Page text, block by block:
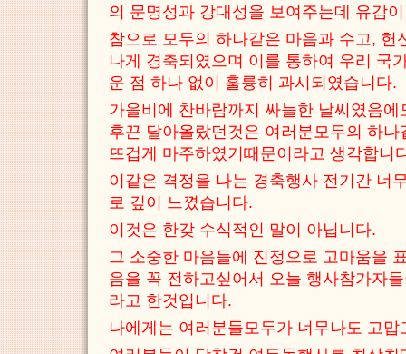
의 문명성과 강대성을 보여주는데 유감
참으로 모두의 하나같은 마음과 수고, 헌
나게 경축되였으며 이를 통하여 우리 국
운 점 하나 없이 훌륭히 과시되였습니다.
가을비에 찬바람까지 싸늘한 날씨였음
후끈 달아올랐던것은 여러분모두의 하
뜨겁게 마주하였기때문이라고 생각합니
이같은 격정을 나는 경축행사 전기간 너
로 깊이 느꼈습니다.
이것은 한갖 수식적인 말이 아닙니다.
그 소중한 마음들에 진정으로 고마움을
음을 꼭 전하고싶어서 오늘 행사참가자
라고 한것입니다.
나에게는 여러분들모두가 너무나도 고맙